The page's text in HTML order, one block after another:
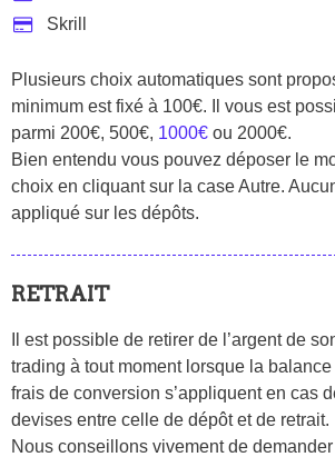
Skrill
Plusieurs choix automatiques sont
minimum est fixé à 100€. Il vous est
parmi 200€, 500€, 1000€ ou 2000€.
Bien entendu vous pouvez déposer le
choix en cliquant sur la case Autre.
appliqué sur les dépôts.
RETRAIT
Il est possible de retirer de l’argent de
trading à tout moment lorsque la
frais de conversion s’appliquent en cas
devises entre celle de dépôt et de retrait.
Nous conseillons vivement de